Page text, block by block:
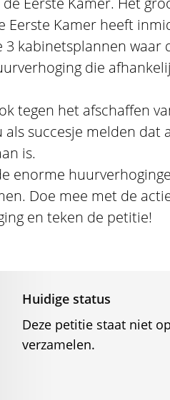
Eerste Kamer heeft
3 kabinetsplannen waar
die
tegen het afschaffen
succesje melden dat
is.
enorme
Doe mee met de
en teken de petitie!
Huidige status
Deze petitie staat niet
verzamelen.